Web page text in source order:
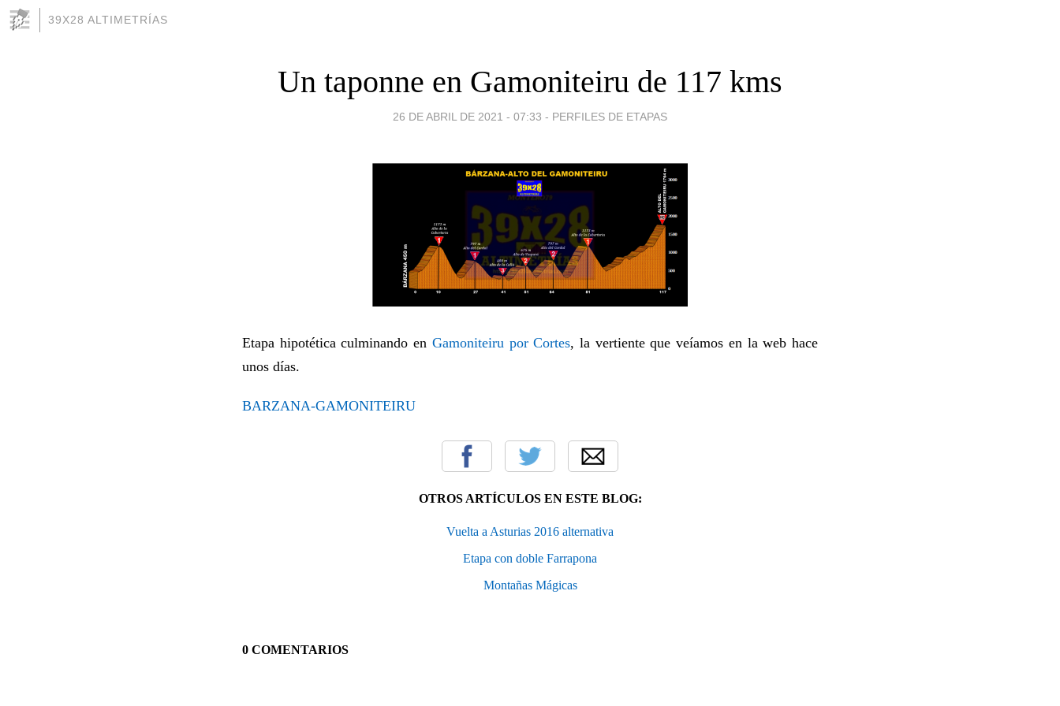
39X28 ALTIMETRÍAS
Un taponne en Gamoniteiru de 117 kms
26 DE ABRIL DE 2021 - 07:33 - PERFILES DE ETAPAS
Etapa hipotética culminando en Gamoniteiru por Cortes, la vertiente que veíamos en la web hace
unos días.
BARZANA-GAMONITEIRU
OTROS ARTÍCULOS EN ESTE BLOG:
Vuelta a Asturias 2016 alternativa
Etapa con doble Farrapona
Montañas Mágicas
0 COMENTARIOS